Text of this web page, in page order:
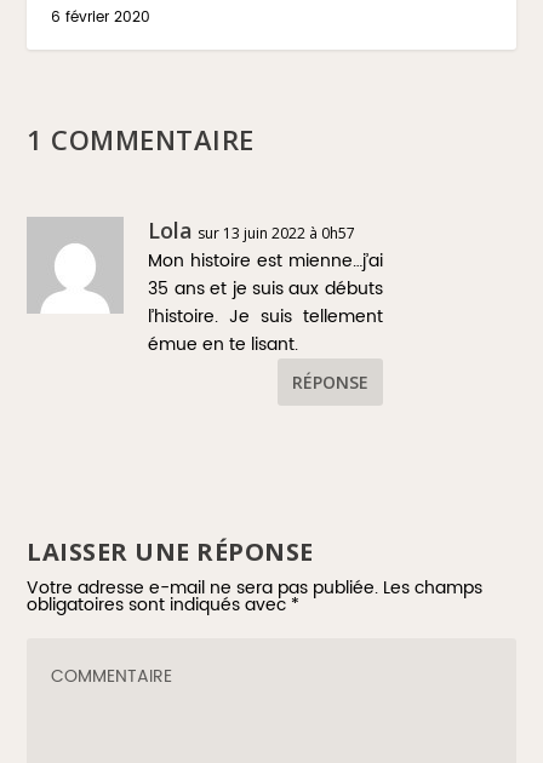
6 février 2020
1 COMMENTAIRE
Lola sur 13 juin 2022 à 0h57
Mon histoire est mienne…j’ai
35 ans et je suis aux débuts
l’histoire. Je suis tellement
émue en te lisant.
RÉPONSE
LAISSER UNE RÉPONSE
Votre adresse e-mail ne sera pas publiée. Les champs
obligatoires sont indiqués avec *